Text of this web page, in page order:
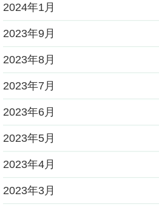
2024年1月
2023年9月
2023年8月
2023年7月
2023年6月
2023年5月
2023年4月
2023年3月